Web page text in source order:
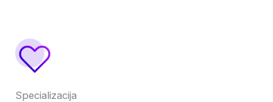
Specializacija